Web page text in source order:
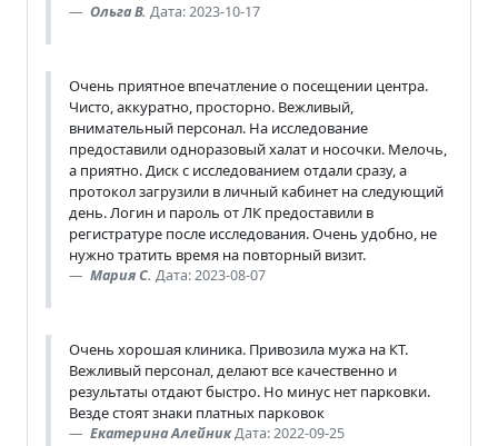
Ольга В. Дата: 2023-10-17
Очень приятное впечатление о посещении центра.
Чисто, аккуратно, просторно. Вежливый,
внимательный персонал. На исследование
предоставили одноразовый халат и носочки. Мелочь,
а приятно. Диск с исследованием отдали сразу, а
протокол загрузили в личный кабинет на следующий
день. Логин и пароль от ЛК предоставили в
регистратуре после исследования. Очень удобно, не
нужно тратить время на повторный визит.
Мария С. Дата: 2023-08-07
Очень хорошая клиника. Привозила мужа на КТ.
Вежливый персонал, делают все качественно и
результаты отдают быстро. Но минус нет парковки.
Везде стоят знаки платных парковок
Екатерина АлейникДата: 2022-09-25